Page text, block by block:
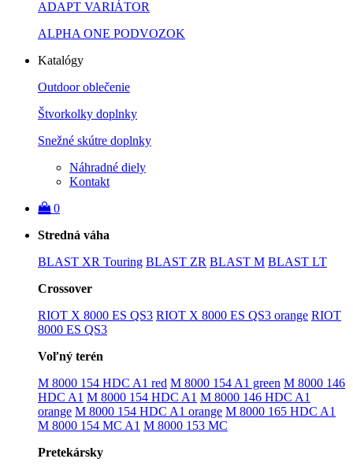
ADAPT VARIÁTOR
ALPHA ONE PODVOZOK
Katalógy
Outdoor oblečenie
Štvorkolky doplnky
Snežné skútre doplnky
Náhradné diely
Kontakt
0
Stredná váha
BLAST XR Touring BLAST ZR BLAST M BLAST LT
Crossover
RIOT X 8000 ES QS3 RIOT X 8000 ES QS3 orange RIOT
8000 ES QS3
Voľný terén
M 8000 154 HDC A1 red M 8000 154 A1 green M 8000 146
HDC A1 M 8000 154 HDC A1 M 8000 146 HDC A1
orange M 8000 154 HDC A1 orange M 8000 165 HDC A1
M 8000 154 MC A1 M 8000 153 MC
Pretekársky